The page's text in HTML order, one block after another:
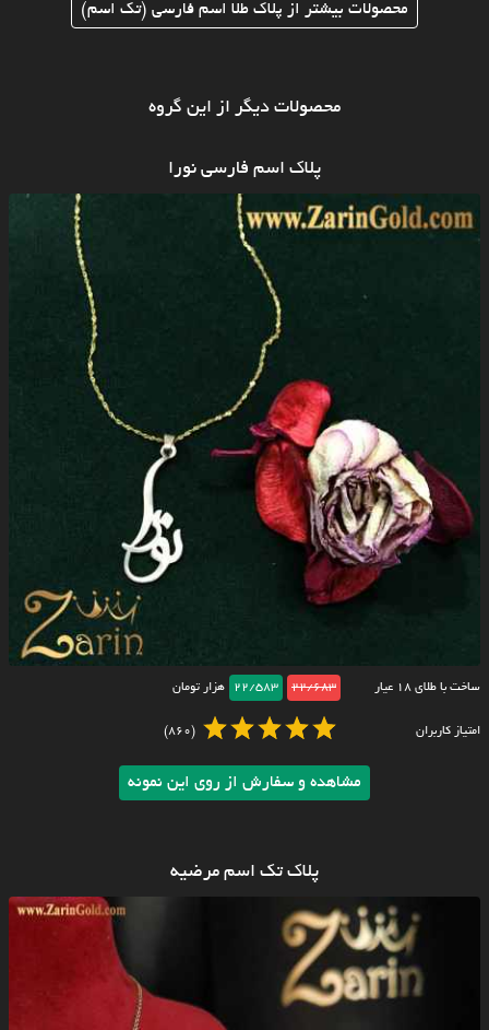
محصولات بیشتر از پلاک طلا اسم فارسی (تک اسم)
محصولات دیگر از این گروه
پلاک اسم فارسی نورا
ساخت با طلای ۱۸ عیار 22/683
22/583 هزار تومان
امتیاز کاربران (860)
مشاهده و سفارش از روی این نمونه
پلاک تک اسم مرضیه